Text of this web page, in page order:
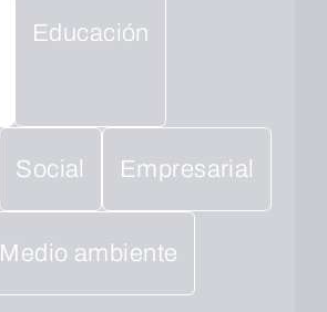
Educación
Social Empresarial
Medio ambiente